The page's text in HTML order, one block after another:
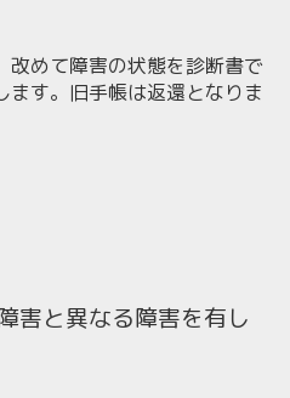
改めて障害の状態を診断書で
す。旧手帳は返還となりま
害と異なる障害を有し